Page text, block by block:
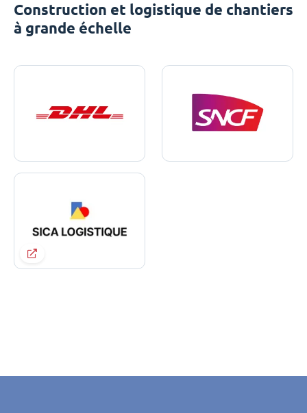
Construction et logistique de chantiers
à grande échelle